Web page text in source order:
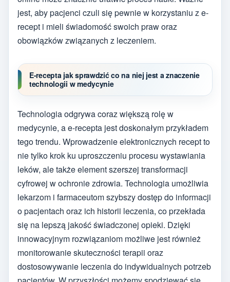
jest, aby pacjenci czuli się pewnie w korzystaniu z e-
recept i mieli świadomość swoich praw oraz
obowiązków związanych z leczeniem.
E-recepta jak sprawdzić co na niej jest a znaczenie
technologii w medycynie
Technologia odgrywa coraz większą rolę w
medycynie, a e-recepta jest doskonałym przykładem
tego trendu. Wprowadzenie elektronicznych recept to
nie tylko krok ku uproszczeniu procesu wystawiania
leków, ale także element szerszej transformacji
cyfrowej w ochronie zdrowia. Technologia umożliwia
lekarzom i farmaceutom szybszy dostęp do informacji
o pacjentach oraz ich historii leczenia, co przekłada
się na lepszą jakość świadczonej opieki. Dzięki
innowacyjnym rozwiązaniom możliwe jest również
monitorowanie skuteczności terapii oraz
dostosowywanie leczenia do indywidualnych potrzeb